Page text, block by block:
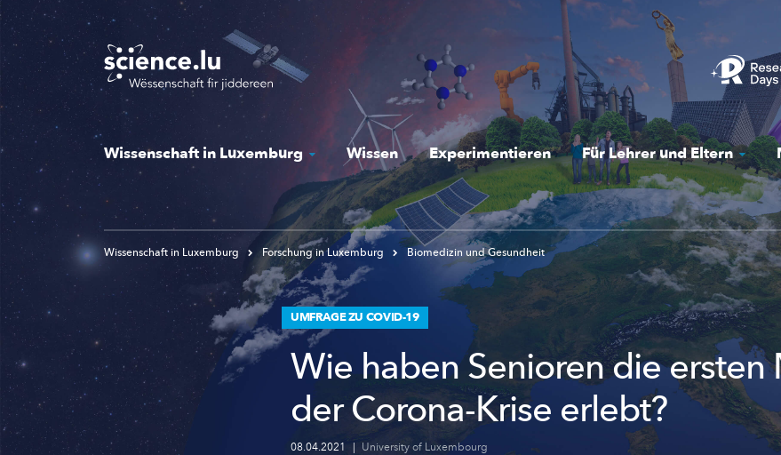
Skip
to
main
content
Wissenschaft in Luxemburg Wissen Experimentieren Für Lehrer und Eltern
Wissenschaft in Luxemburg Forschung in Luxemburg Biomedizin und Gesundheit
UMFRAGE ZU COVID-19
Wie haben Senioren die ersten
der Corona-Krise erlebt?
08.04.2021 | University of Luxembourg